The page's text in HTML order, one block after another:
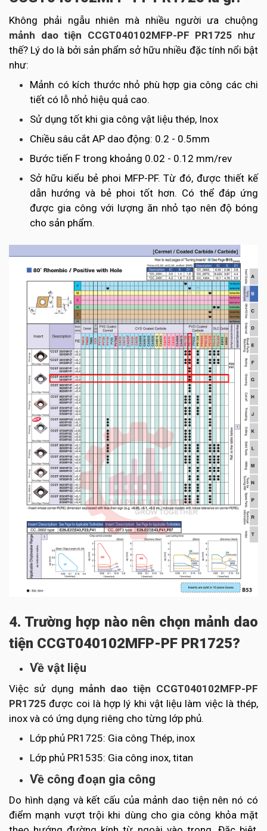
Không phải ngẫu nhiên mà nhiều người ưa chuộng
mảnh dao tiện CCGT040102MFP-PF PR1725 như
thế? Lý do là bởi sản phẩm sở hữu nhiều đặc tính nổi bật
như:
Mảnh có kích thước nhỏ phù hợp gia công các chi
tiết có lỗ nhỏ hiệu quả cao.
Sử dụng tốt khi gia công vật liệu thép, Inox
Chiều sâu cắt AP dao động: 0.2 - 0.5mm
Bước tiến F trong khoảng 0.02 - 0.12 mm/rev
Sở hữu kiểu bẻ phoi MFP-PF. Từ đó, được thiết kế
dẫn hướng và bẻ phoi tốt hơn. Có thể đáp ứng
được gia công với lượng ăn nhỏ tạo nên độ bóng
cho sản phẩm.
4. Trường hợp nào nên chọn mảnh dao
tiện CCGT040102MFP-PF PR1725?
Về vật liệu
Việc sử dụng mảnh dao tiện CCGT040102MFP-PF
PR1725 được coi là hợp lý khi vật liệu làm việc là thép,
inox và có ứng dụng riêng cho từng lớp phủ.
Lớp phủ PR1725: Gia công Thép, inox
Lớp phủ PR1535: Gia công inox, titan
Về công đoạn gia công
Do hình dạng và kết cấu của mảnh dao tiện nên nó có
điểm mạnh vượt trội khi dùng cho gia công khỏa mặt